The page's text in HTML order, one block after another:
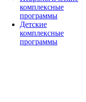
комплексные
программы
Детские
комплексные
программы